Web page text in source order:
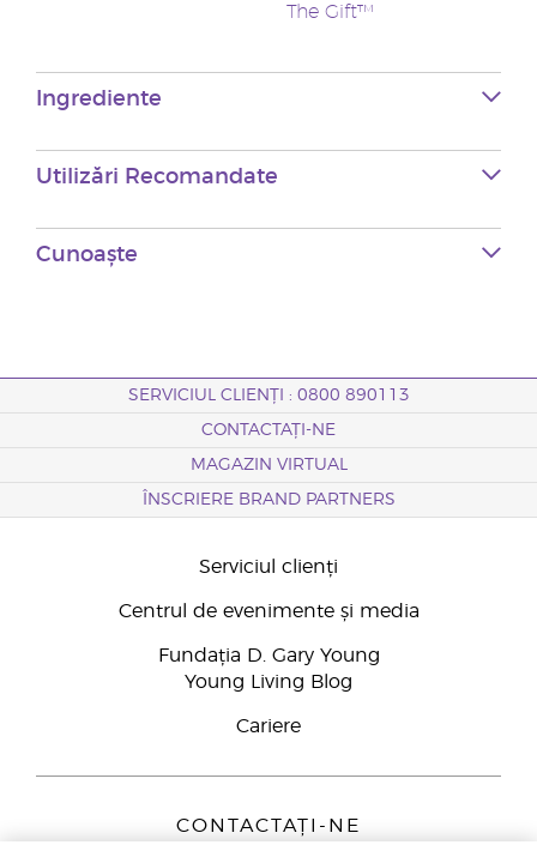
The Gift™
Ingrediente
Utilizări Recomandate
Cunoaște
SERVICIUL CLIENȚI : 0800 890113
CONTACTAȚI-NE
MAGAZIN VIRTUAL
ÎNSCRIERE BRAND PARTNERS
Serviciul clienți
Centrul de evenimente și media
Fundația D. Gary Young
Young Living Blog
Cariere
CONTACTAȚI-NE